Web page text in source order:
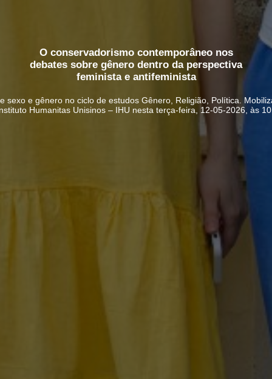
O conservadorismo contemporâneo nos
debates sobre gênero dentro da perspectiva
feminista e antifeminista
sexo e gênero no ciclo de estudos Gênero, Religião, Política.
Humanitas Unisinos – IHU nesta terça-feira, 12-05-2026, às